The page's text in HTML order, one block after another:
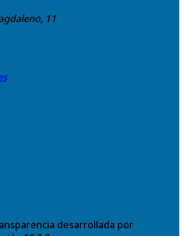
11
desarrollada por